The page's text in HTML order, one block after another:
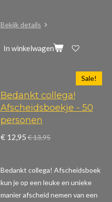
Bekijk details
In winkelwagen
Sale!
Bedankt collega!
Afscheidsboekje - 50
personen
€ 12,95 € 13,95
Bedankt collega! Afscheidsboek
kun je op een leuke en unieke
manier afscheid nemen van een